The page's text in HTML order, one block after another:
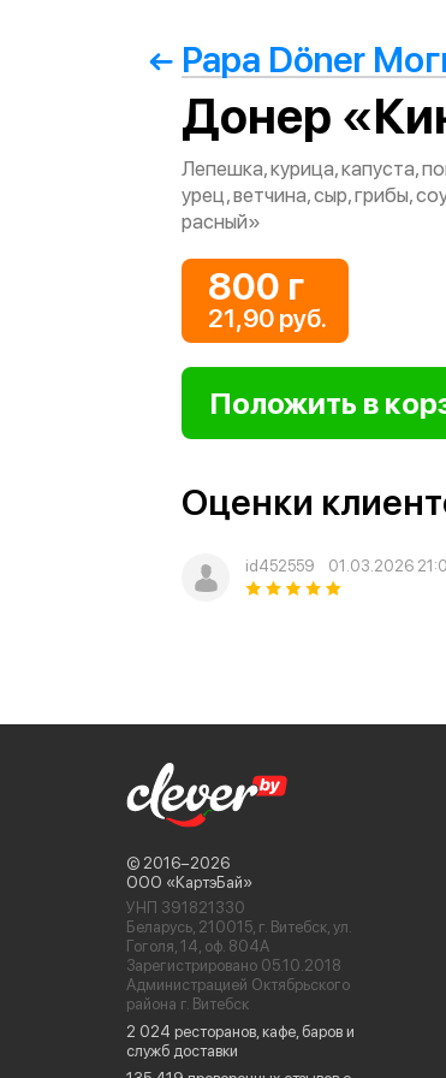
Papa Döner
Донер
Лепешка, курица, капуста,
урец, ветчина, сыр, грибы,
расный»
800 г
21,90 руб.
Оценки
id452559 01.03.2026
© 2016−2026
ООО «КартэБай»
УНП 391821330
Беларусь, 210015, г. Витебск, ул.
Гоголя, 14, оф. 804А
Зарегистрировано 05.10.2018
Администрацией Октябрьского
района г. Витебск
2 024 ресторанов, кафе, баров и
служб доставки